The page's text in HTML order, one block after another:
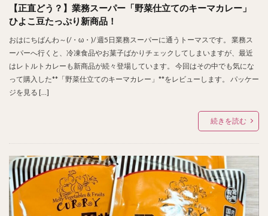
【正直どう？】業務スーパー「野菜仕立てのキーマカレー」
ひよこ豆たっぷり新商品！
おはにちばんわ～(/・ω・)/ 週5日業務スーパーに通うトーマスです。 業務ス
ーパーへ行くと、冷凍食品やお菓子ばかりチェックしてしまいますが、最近
はレトルトカレーも新商品が続々登場しています。 今回はその中でも気にな
って購入した**「野菜仕立てのキーマカレー」**をレビューします。 パッケー
ジを見る […]
続きを読む